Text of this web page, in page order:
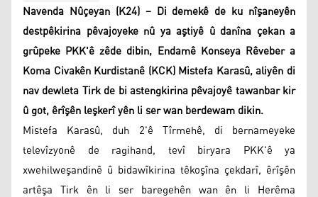
Navenda Nûçeyan (K24) – Di demekê de ku nîşaneyên
destpêkirina pêvajoyeke nû ya aştiyê û danîna çekan a
grûpeke PKK'ê zêde dibin, Endamê Konseya Rêveber a
Koma Civakên Kurdistanê (KCK) Mistefa Karasû, aliyên di
nav dewleta Tirk de bi astengkirina pêvajoyê tawanbar kir
û got, êrîşên leşkerî yên li ser wan berdewam dikin.
Mistefa Karasû, duh 2'ê Tîrmehê, di bernameyeke
televîzyonê de ragihand, tevî biryara PKK'ê ya
xwehilweşandinê û bidawîkirina têkoşîna çekdarî, êrîşên
artêşa Tirk ên li ser baregehên wan ên li Herêma